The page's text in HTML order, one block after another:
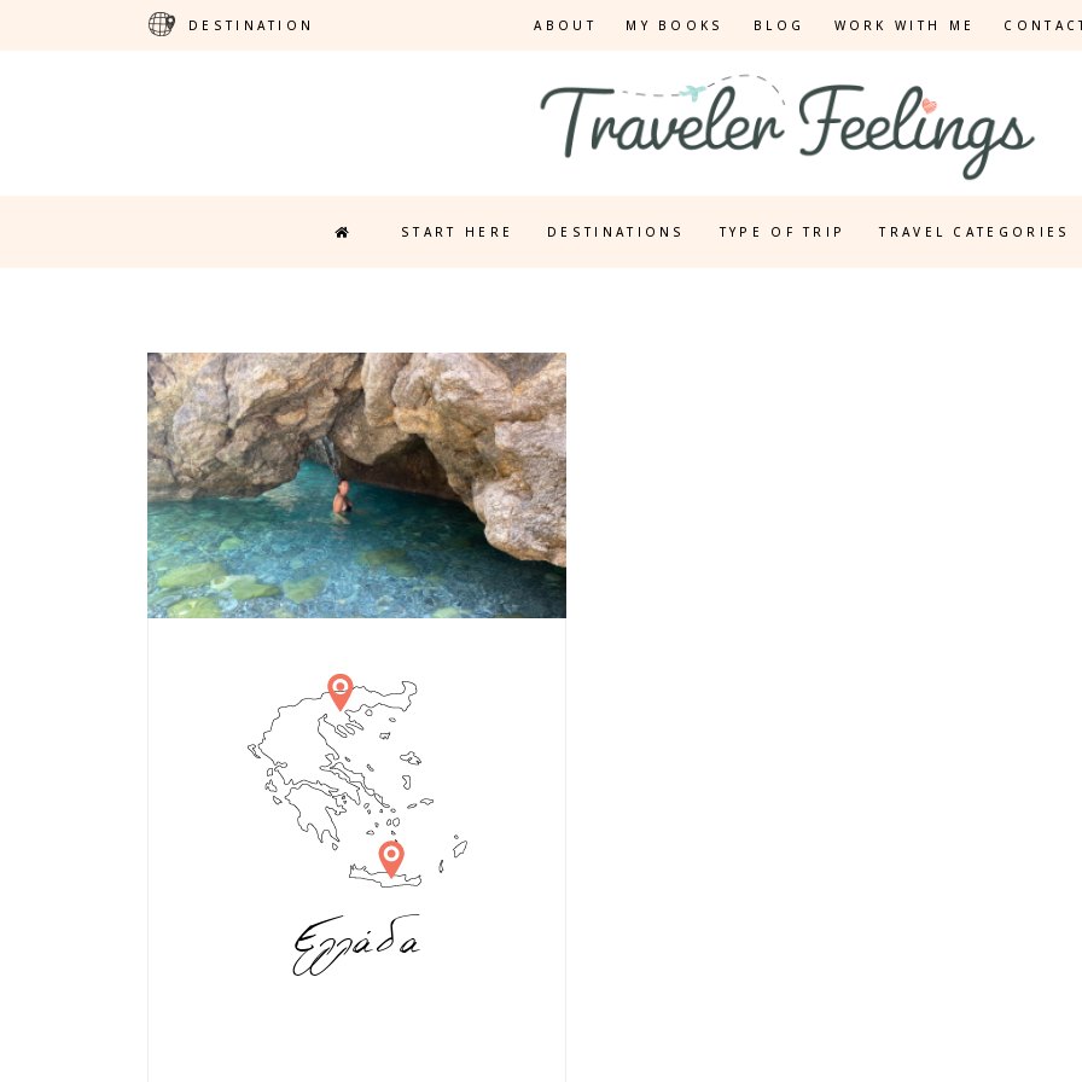
DESTINATION ABOUT MY BOOKS BLOG WORK WITH ME
START HERE DESTINATIONS TYPE OF TRIP TRAVEL CATEGORIES
Ελλάδα